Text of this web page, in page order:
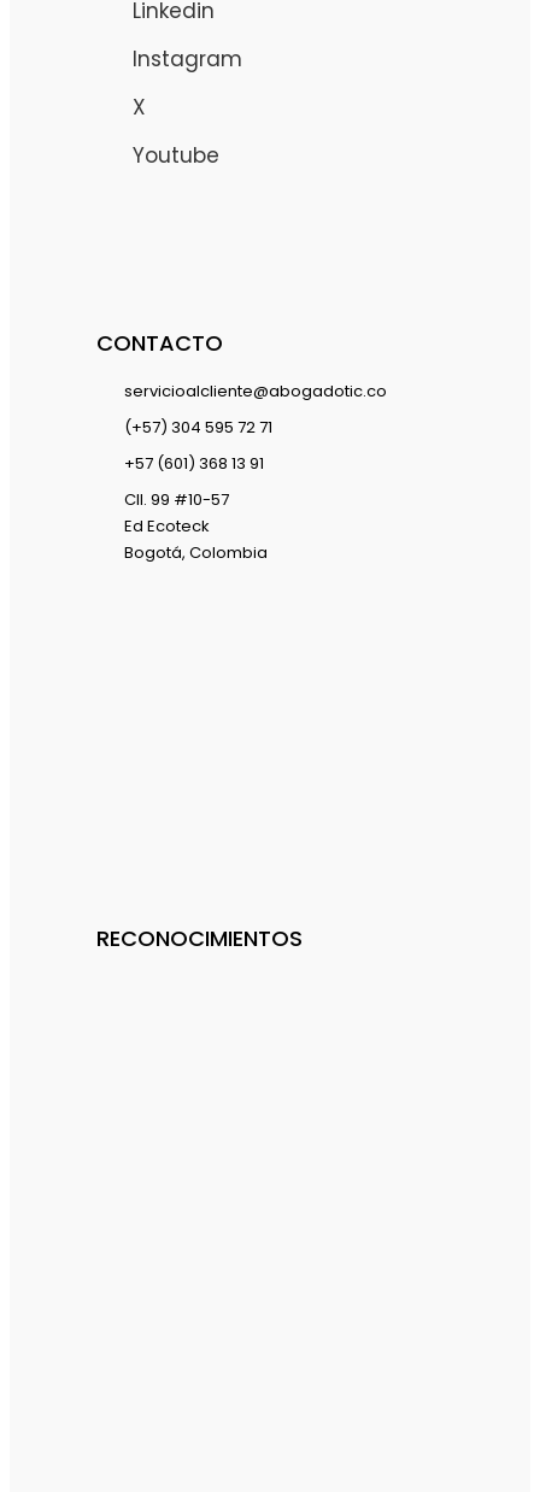
Linkedin
Instagram
X
Youtube
CONTACTO
servicioalcliente@abogadotic.co
(+57) 304 595 72 71
+57 (601) 368 13 91
Cll. 99 #10-57
Ed Ecoteck
Bogotá, Colombia
RECONOCIMIENTOS